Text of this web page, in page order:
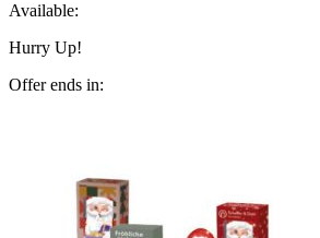
Available:
Hurry Up!
Offer ends in: